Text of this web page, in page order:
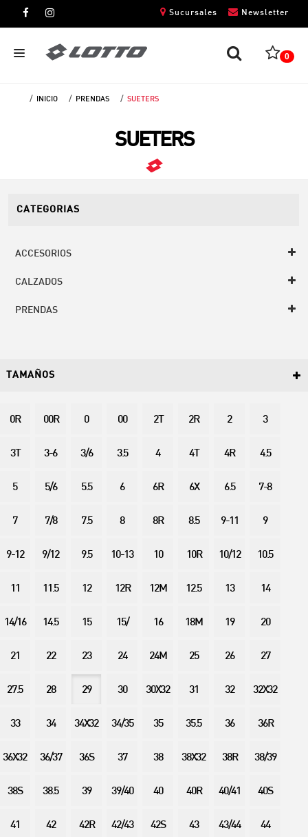
Newsletter
Sucursales
0
INICIO PRENDAS SUETERS
SUETERS
CATEGORIAS
ACCESORIOS
CALZADOS
PRENDAS
TAMAÑOS
0R 00R 0 00 2T 2R 2 3
3T 3-6 3/6 3.5 4 4T 4R 4.5
5 5/6 5.5 6 6R 6X 6.5 7-8
7 7/8 7.5 8 8R 8.5 9-11 9
9-12 9/12 9.5 10-13 10 10R 10/12 10.5
11 11.5 12 12R 12M 12.5 13 14
14/16 14.5 15 15/ 16 18M 19 20
21 22 23 24 24M 25 26 27
27.5 28 29 30 30X32 31 32 32X32
33 34 34X32 34/35 35 35.5 36 36R
36X32 36/37 36S 37 38 38X32 38R 38/39
38S 38.5 39 39/40 40 40R 40/41 40S
41 42 42R 42/43 42S 43 43/44 44